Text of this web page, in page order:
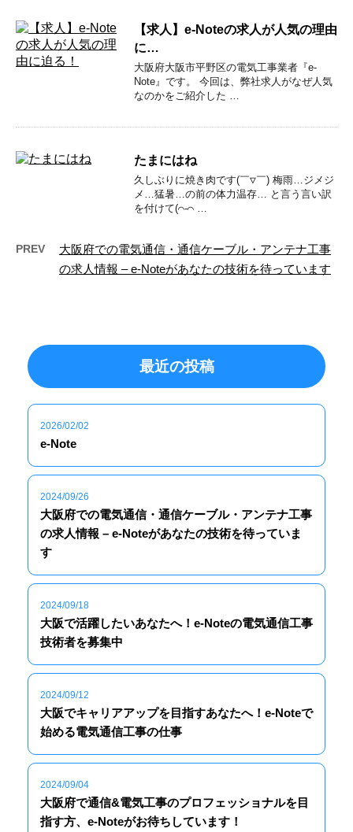
【求人】e-Noteの求人が人気の理由
に…
大阪府大阪市平野区の電気工事業者『e-
Note』です。 今回は、弊社求人がなぜ人気
なのかをご紹介した …
たまにはね
久しぶりに焼き肉です(￣▽￣) 梅雨…ジメジ
メ…猛暑…の前の体力温存… と言う言い訳
を付けて(⌒-⌒ …
PREV
大阪府での電気通信・通信ケーブル・アンテナ工事
の求人情報 – e-Noteがあなたの技術を待っています
最近の投稿
2026/02/02
e-Note
2024/09/26
大阪府での電気通信・通信ケーブル・アンテナ工事
の求人情報 – e-Noteがあなたの技術を待っていま
す
2024/09/18
大阪で活躍したいあなたへ！e-Noteの電気通信工事
技術者を募集中
2024/09/12
大阪でキャリアアップを目指すあなたへ！e-Noteで
始める電気通信工事の仕事
2024/09/04
大阪府で通信&電気工事のプロフェッショナルを目
指す方、e-Noteがお待ちしています！